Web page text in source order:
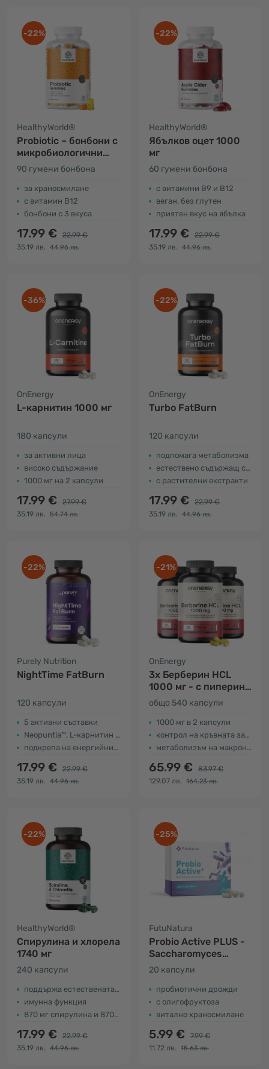
-22%
HealthyWorld®
Probiotic – бонбони с
микробиологични
култури
90 гумени бонбона
за храносмилане
с витамин В12
бонбони с 3 вкуса
17.99 €
22.99 €
35.19 лв.
44.96 лв.
-22%
HealthyWorld®
Ябълков оцет 1000
мг
60 гумени бонбона
с витамини В9 и В12
веган, без глутен
приятен вкус на ябълка
17.99 €
22.99 €
35.19 лв.
44.96 лв.
-36%
OnEnergy
L-карнитин 1000 мг
180 капсули
за активни лица
високо съдържание
1000 мг на 2 капсули
17.99 €
27.99 €
35.19 лв.
54.74 лв.
-22%
OnEnergy
Turbo FatBurn
120 капсули
подпомага метаболизма
естествено съдържащ се кофеин
с растителни екстракти
17.99 €
22.99 €
35.19 лв.
44.96 лв.
-22%
Purely Nutrition
NightTime FatBurn
120 капсули
5 активни съставки
Neopuntia™, L-карнитин и валериана
подкрепа на енергийния метаболизъм
17.99 €
22.99 €
35.19 лв.
44.96 лв.
-21%
OnEnergy
3x Берберин HCL
1000 мг - с пиперин
и хром
общо 540 капсули
1000 мг в 2 капсули
контрол на кръвната захар
метаболизъм на макронутриентите
65.99 €
83.97 €
129.07 лв.
164.23 лв.
-22%
HealthyWorld®
Спирулина и хлорела
1740 мг
240 капсули
поддържа естествената детоксикация
имунна функция
870 мг спирулина и 870 мг хлорела
17.99 €
22.99 €
35.19 лв.
44.96 лв.
-25%
FutuNatura
Probio Active PLUS -
Saccharomyces
boulardii 250 мг
20 капсули
пробиотични дрожди
с олигофруктоза
витално храносмилане
5.99 €
7.99 €
11.72 лв.
15.63 лв.